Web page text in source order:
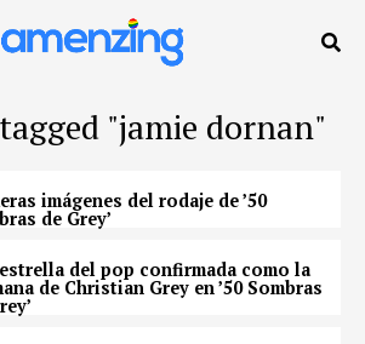
"jamie dornan"
imágenes del rodaje de ’50
de Grey’
del pop confirmada como la
de Christian Grey en ’50 Sombras